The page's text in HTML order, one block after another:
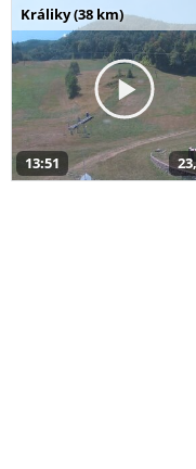
Králiky (38 km)
13:51